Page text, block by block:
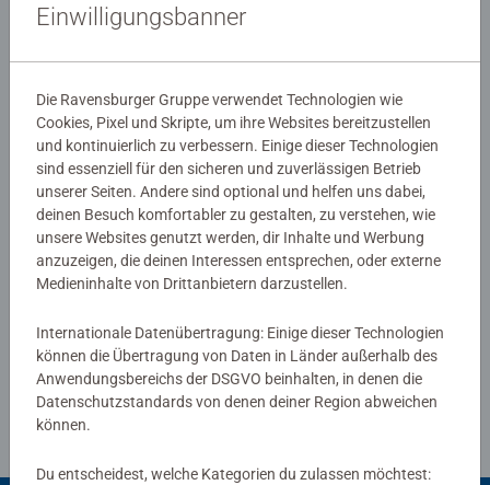
Bewertungen (3)
Durchschnittliche Bewertung 5,0 von 5 Sternen.
5,0/5
Bewertungen
Einwilligungsbanner
Die Ravensburger Gruppe verwendet Technologien wie
Cookies, Pixel und Skripte, um ihre Websites bereitzustellen
und kontinuierlich zu verbessern. Einige dieser Technologien
sind essenziell für den sicheren und zuverlässigen Betrieb
unserer Seiten. Andere sind optional und helfen uns dabei,
deinen Besuch komfortabler zu gestalten, zu verstehen, wie
unsere Websites genutzt werden, dir Inhalte und Werbung
anzuzeigen, die deinen Interessen entsprechen, oder externe
Medieninhalte von Drittanbietern darzustellen.
Internationale Datenübertragung: Einige dieser Technologien
können die Übertragung von Daten in Länder außerhalb des
Anwendungsbereichs der DSGVO beinhalten, in denen die
Datenschutzstandards von denen deiner Region abweichen
können.
Du entscheidest, welche Kategorien du zulassen möchtest: